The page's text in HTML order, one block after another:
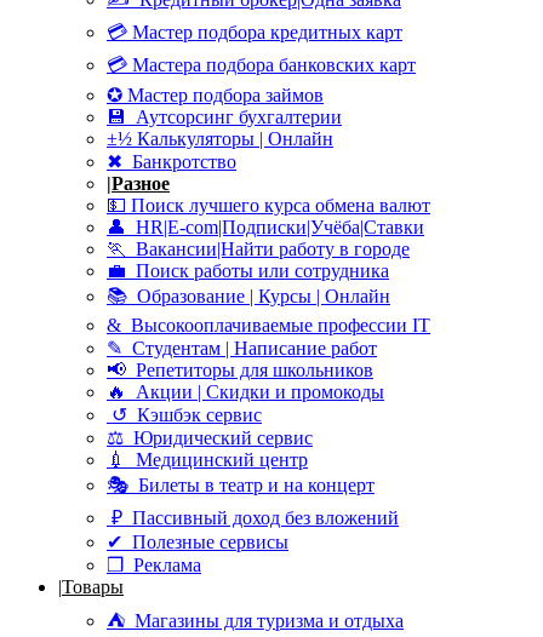
💳 Мастер подбора кредитных карт
💳 Мастера подбора банковских карт
✪ Мастер подбора займов
💾 Аутсорсинг бухгалтерии
±½ Калькуляторы | Онлайн
✖ Банкротство
|Разное
💵 Поиск лучшего курса обмена валют
👤 HR|E-com|Подписки|Учёба|Ставки
🏃 Вакансии|Найти работу в городе
💼 Поиск работы или сотрудника
📚 Образование | Курсы | Онлайн
& Высокооплачиваемые профессии IT
✎ Студентам | Написание работ
📢 Репетиторы для школьников
🔥 Акции | Скидки и промокоды
↺ Кэшбэк сервис
⚖ Юридический сервис
💉 Медицинский центр
🎭 Билеты в театр и на концерт
₽ Пассивный доход без вложений
✔ Полезные сервисы
❒ Реклама
|Товары
⛺ Магазины для туризма и отдыха